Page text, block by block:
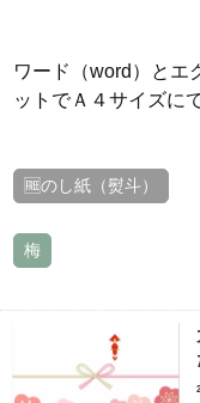
ワード（word）とエ
ットでＡ４サイズに
🆓のし紙（熨斗）
梅